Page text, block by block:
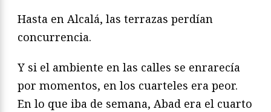
Hasta en Alcalá, las terrazas perdían
concurrencia.
Y si el ambiente en las calles se enrarecía
por momentos, en los cuarteles era peor.
En lo que iba de semana, Abad era el cuarto